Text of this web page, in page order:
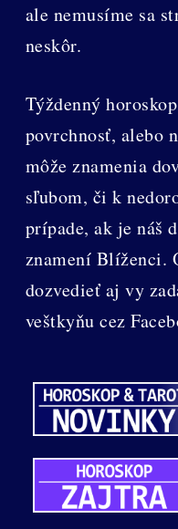
ale nemusíme sa
neskôr.
Týždenný
povrchnosť, alebo
môže znamenia
sľubom, či k
prípade, ak je náš
znamení Blíženci.
dozvedieť aj vy
veštkyňu cez